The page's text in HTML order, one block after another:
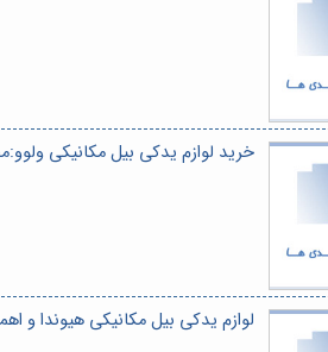
خرید لوازم یدکی بیل مکانیکی
لوازم یدکی بیل مکانیکی هیوندا